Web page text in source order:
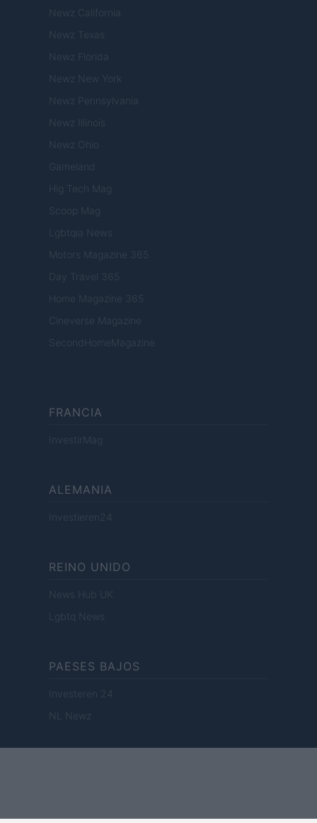
Newz California
Newz Texas
Newz Florida
Newz New York
Newz Pennsylvania
Newz Illinois
Newz Ohio
Gameland
Hig Tech Mag
Scoop Mag
Lgbtqia News
Motors Magazine 365
Day Travel 365
Home Magazine 365
Cineverse Magazine
SecondHomeMagazine
FRANCIA
InvestirMag
ALEMANIA
Investieren24
REINO UNIDO
News Hub UK
Lgbtq News
PAESES BAJOS
Investeren 24
NL Newz